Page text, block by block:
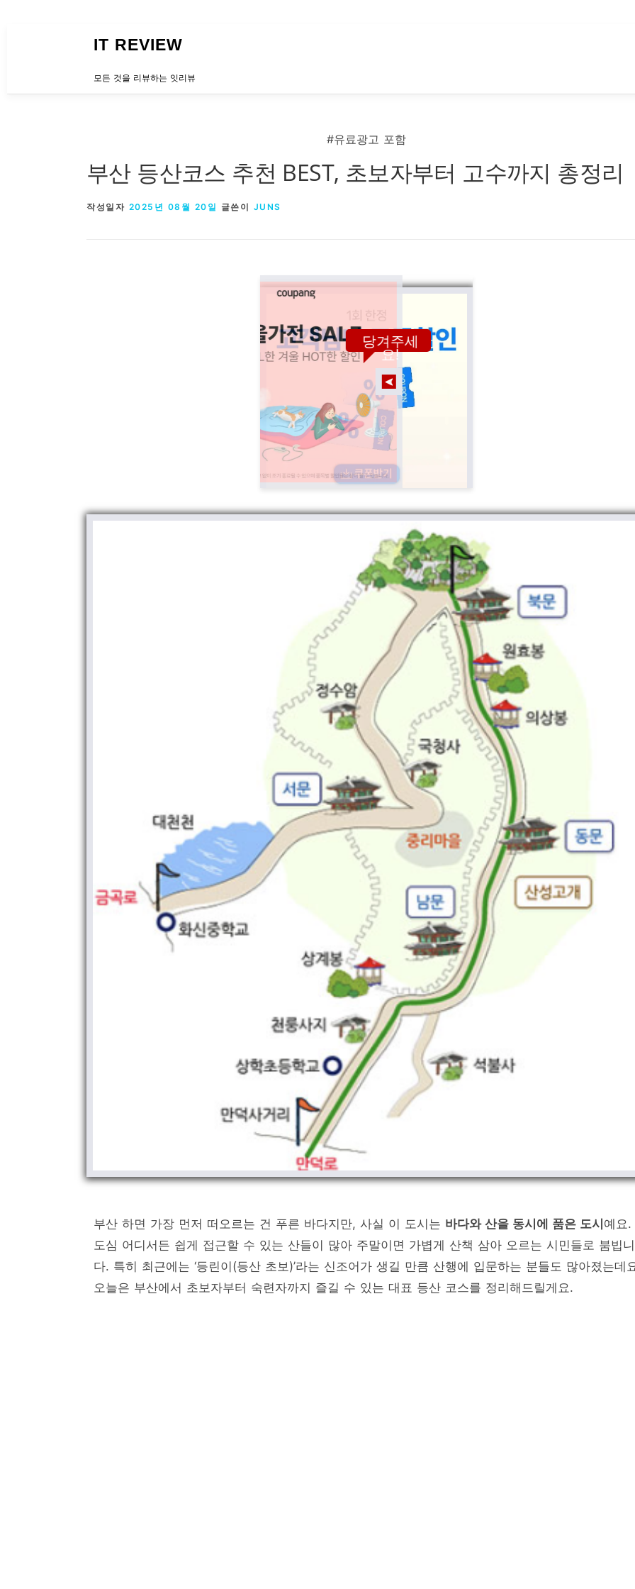
IT REVIEW
모든 것을 리뷰하는 잇리뷰
#유료광고 포함
부산 등산코스 추천 BEST, 초보자부터 고수까지 총정리
작성일자 2025년 08월 20일 글쓴이 JUNS
당겨주세
요!
부산 하면 가장 먼저 떠오르는 건 푸른 바다지만, 사실 이 도시는 바다와 산을 동시에 품은 도시예요.
도심 어디서든 쉽게 접근할 수 있는 산들이 많아 주말이면 가볍게 산책 삼아 오르는 시민들로 붐빕니
다. 특히 최근에는 ‘등린이(등산 초보)’라는 신조어가 생길 만큼 산행에 입문하는 분들도 많아졌는데
오늘은 부산에서 초보자부터 숙련자까지 즐길 수 있는 대표 등산 코스를 정리해드릴게요.